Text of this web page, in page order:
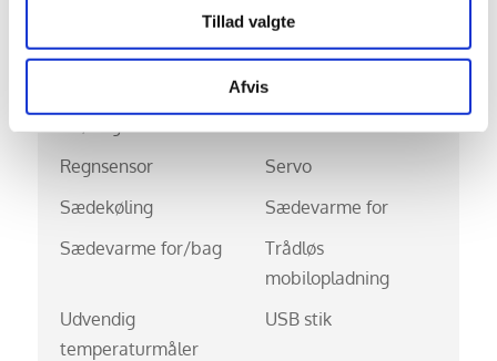
Tillad valgte
Afvis
Nøglefri start
Parkeringssensor for
Parkeringssensor bag
Radio
Regnsensor
Servo
Sædekøling
Sædevarme for
Sædevarme for/bag
Trådløs
mobilopladning
Udvendig
temperaturmåler
USB stik